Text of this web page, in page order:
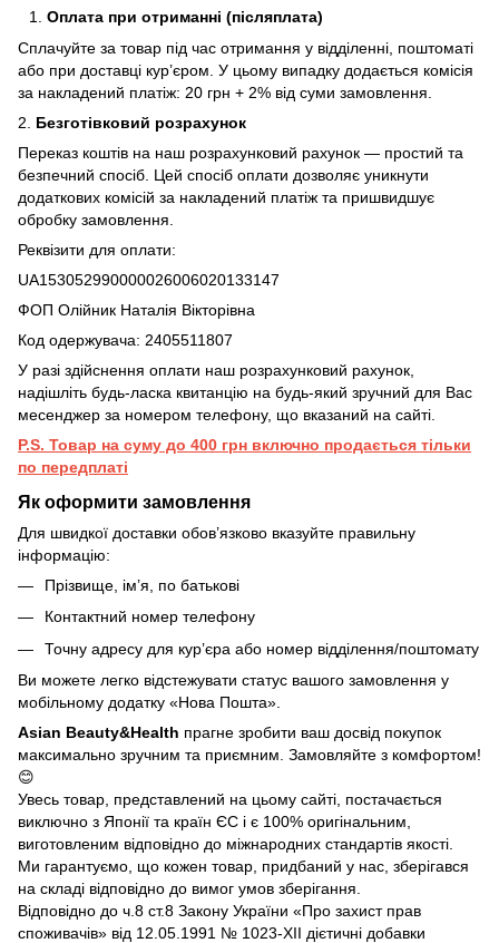
Оплата при отриманні (післяплата)
Сплачуйте за товар під час отримання у відділенні, поштоматі
або при доставці кур’єром. У цьому випадку додається комісія
за накладений платіж: 20 грн + 2% від суми замовлення.
2. Безготівковий розрахунок
Переказ коштів на наш розрахунковий рахунок — простий та
безпечний спосіб. Цей спосіб оплати дозволяє уникнути
додаткових комісій за накладений платіж та пришвидшує
обробку замовлення.
Реквізити для оплати:
UA153052990000026006020133147
ФОП Олійник Наталія Вікторівна
Код одержувача: 2405511807
У разі здійснення оплати наш розрахунковий рахунок,
надішліть будь-ласка квитанцію на будь-який зручний для Вас
месенджер за номером телефону, що вказаний на сайті.
P.S. Товар на суму до 400 грн включно продається тільки
по передплаті
Як оформити замовлення
Для швидкої доставки обов’язково вказуйте правильну
інформацію:
Прізвище, ім’я, по батькові
Контактний номер телефону
Точну адресу для кур’єра або номер відділення/поштомату
Ви можете легко відстежувати статус вашого замовлення у
мобільному додатку «Нова Пошта».
Asian Beauty&Health прагне зробити ваш досвід покупок
максимально зручним та приємним. Замовляйте з комфортом!
😊
Увесь товар, представлений на цьому сайті, постачається
виключно з Японії та країн ЄС і є 100% оригінальним,
виготовленим відповідно до міжнародних стандартів якості.
Ми гарантуємо, що кожен товар, придбаний у нас, зберігався
на складі відповідно до вимог умов зберігання.
Відповідно до ч.8 ст.8 Закону України «Про захист прав
споживачів» від 12.05.1991 № 1023-ХІІ дієтичні добавки